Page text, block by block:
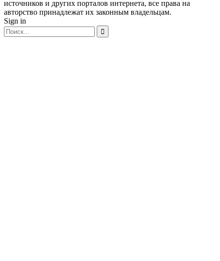
источников и других порталов интернета, все права на
авторство принадлежат их законным владельцам.
Sign in